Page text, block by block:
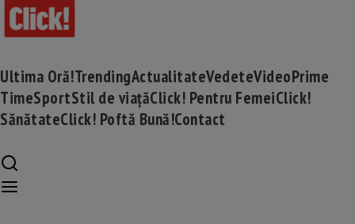
Ultima Oră!TrendingActualitateVedeteVideoPrime
TimeSportStil de viațăClick! Pentru FemeiClick!
SănătateClick! Poftă Bună!Contact